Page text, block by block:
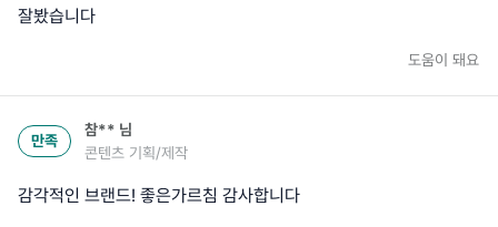
잘봤습니다
도움이 돼요
만족
참** 님
콘텐츠 기획/제작
감각적인 브랜드! 좋은가르침 감사합니다